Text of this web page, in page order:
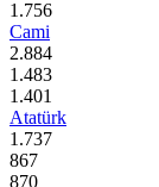
1.756
Cami
2.884
1.483
1.401
Atatürk
1.737
867
870